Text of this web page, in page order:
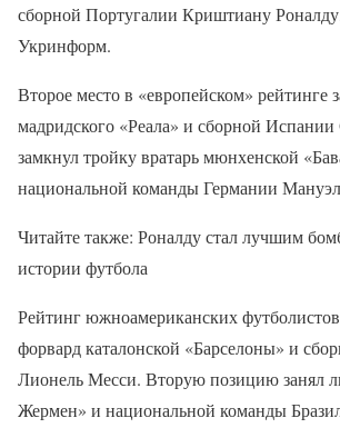
сборной Португалии Криштиану
Укринформ.
Второе место в «европейском» рейтинге
мадридского «Реала» и сборной
замкнул тройку вратарь мюнхенской
национальной команды Германии
Читайте также: Роналду стал лучшим
истории футбола
Рейтинг южноамериканских футболистов
форвард каталонской «Барселоны» и
Лионель Месси. Вторую позицию занял
Жермен» и национальной команды